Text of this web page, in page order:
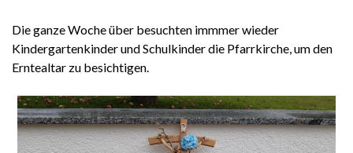
Die ganze Woche über besuchten immmer wieder
Kindergartenkinder und Schulkinder die Pfarrkirche, um den
Erntealtar zu besichtigen.